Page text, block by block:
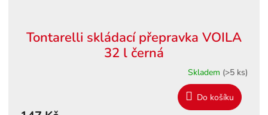
Tontarelli skládací přepravka VOILA
32 l černá
Skladem (>5 ks)
Do košíku